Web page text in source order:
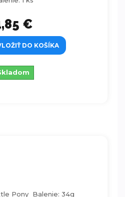
€
DO KOŠÍKA
Pony Balenie: 34g